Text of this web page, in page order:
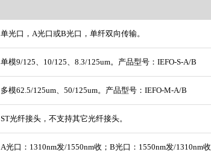
单光口，A光口或B光口，单纤双向传输。
单模9/125、10/125、8.3/125um。产品型号：IEFO-S-A/B
多模62.5/125um、50/125um。产品型号：IEFO-M-A/B
ST光纤接头，不支持其它光纤接头。
A光口：1310nm发/1550nm收；B光口：1550nm发/1310nm